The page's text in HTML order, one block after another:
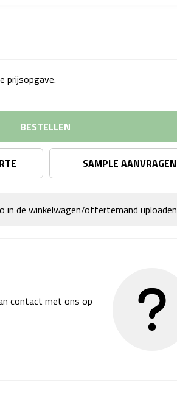
prijsopgave.
BESTELLEN
SAMPLE AANVRAGEN
in de winkelwagen/offertemand uploaden
contact met ons op